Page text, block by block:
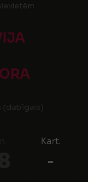
(dabīgais)
Kart.
-